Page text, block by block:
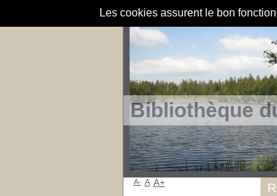
Les cookies assurent le bon
Bibliothèque
A- A A+